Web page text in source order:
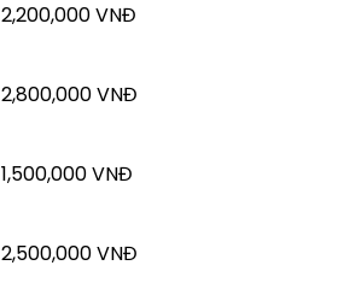
2,200,000 VNĐ
2,800,000 VNĐ
1,500,000 VNĐ
2,500,000 VNĐ